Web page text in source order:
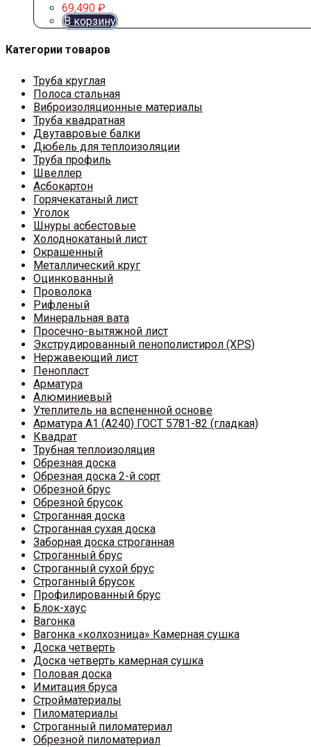
69,490 ₽
В корзину
Категории товаров
Труба круглая
Полоса стальная
Виброизоляционные материалы
Труба квадратная
Двутавровые балки
Дюбель для теплоизоляции
Труба профиль
Швеллер
Асбокартон
Горячекатаный лист
Уголок
Шнуры асбестовые
Холоднокатаный лист
Окрашенный
Металлический круг
Оцинкованный
Проволока
Рифленый
Минеральная вата
Просечно-вытяжной лист
Экструдированный пенополистирол (XPS)
Нержавеющий лист
Пенопласт
Арматура
Алюминиевый
Утеплитель на вспененной основе
Арматура A1 (A240) ГОСТ 5781-82 (гладкая)
Квадрат
Трубная теплоизоляция
Обрезная доска
Обрезная доска 2-й сорт
Обрезной брус
Обрезной брусок
Строганная доска
Строганная сухая доска
Заборная доска строганная
Строганный брус
Строганный сухой брус
Строганный брусок
Профилированный брус
Блок-хаус
Вагонка
Вагонка «колхозница» Камерная сушка
Доска четверть
Доска четверть камерная сушка
Половая доска
Имитация бруса
Стройматериалы
Пиломатериалы
Строганный пиломатериал
Обрезной пиломатериал